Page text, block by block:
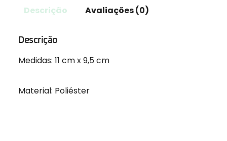
Descrição Avaliações (0)
Descrição
Medidas: 11 cm x 9,5 cm
Material: Poliéster